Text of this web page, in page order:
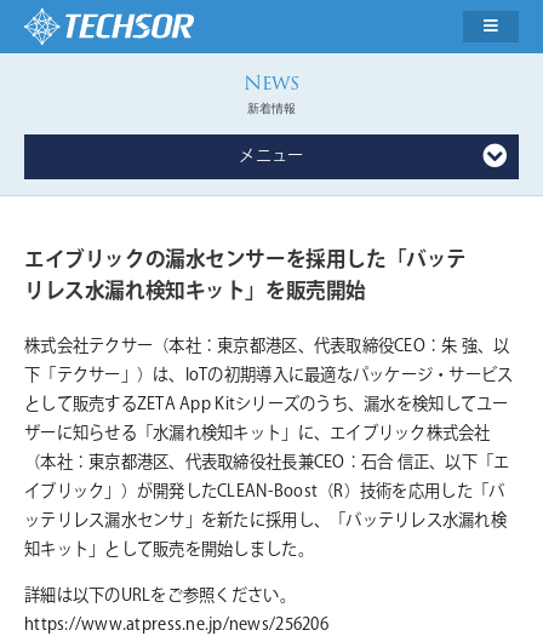
新着情報
メニュー
エイブリックの漏水センサーを採用した「バッテ
リレス水漏れ検知キット」を販売開始
株式会社テクサー（本社：東京都港区、代表取締役CEO：朱 強、以
下「テクサー」）は、IoTの初期導入に最適なパッケージ・サービス
として販売するZETA App Kitシリーズのうち、漏水を検知してユー
ザーに知らせる「水漏れ検知キット」に、エイブリック株式会社
（本社：東京都港区、代表取締役社長兼CEO：石合 信正、以下「エ
イブリック」）が開発したCLEAN-Boost（R）技術を応用した「バ
ッテリレス漏水センサ」を新たに採用し、「バッテリレス水漏れ検
知キット」として販売を開始しました。
詳細は以下のURLをご参照ください。
https://www.atpress.ne.jp/news/256206